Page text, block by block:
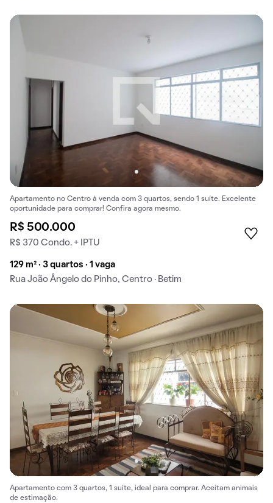
Apartamento no Centro à venda com 3 quartos, sendo 1 suíte. Excelente
oportunidade para comprar! Confira agora mesmo.
R$ 500.000
R$ 370 Condo. + IPTU
129 m² · 3 quartos · 1 vaga
Rua João Ângelo do Pinho, Centro · Betim
Apartamento com 3 quartos, 1 suíte, ideal para comprar. Aceitam animais
de estimação.